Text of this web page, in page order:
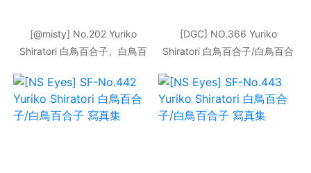
[@misty] No.202 Yuriko
Shiratori 白鳥百合子、白鳥百
[DGC] NO.366 Yuriko
Shiratori 白鳥百合子/白鳥百合